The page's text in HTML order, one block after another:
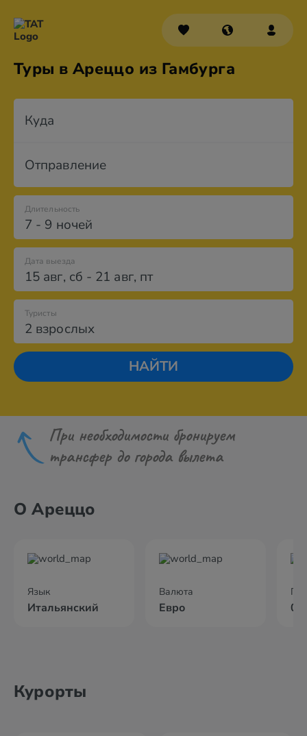
Туры в Ареццо из Гамбурга
Куда
Отправление
7 - 9 ночей
Длительность
Дата выезда
15 авг, сб - 21 авг, пт
2 взрослых
Туристы
НАЙТИ
При необходимости бронируем
трансфер до города вылета
О Ареццо
Язык
Итальянский
Валюта
Евро
Курорты